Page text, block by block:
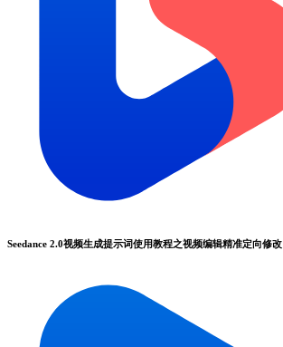
Seedance 2.0视频生成提示词使用教程之视频编辑精准定向修改